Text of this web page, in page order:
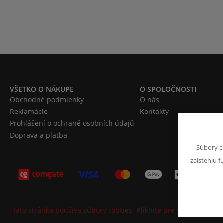
VŠETKO O NÁKUPE
Obchodné podmienky
Reklamácie
Prohlášení o ochraně osobních údajů
Doprava a platba
O SPOLOČNOSTI
O nás
Kontakty
Táto stránka používa súbory cookies. Kliknite pre viac informácií.
Súbory
zaisteniu